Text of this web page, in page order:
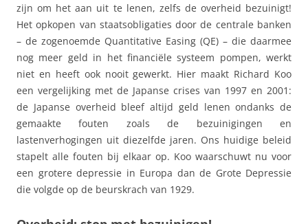
zijn om het aan uit te lenen, zelfs de overheid bezuinigt!
Het opkopen van staatsobligaties door de centrale banken
– de zogenoemde Quantitative Easing (QE) – die daarmee
nog meer geld in het financiële systeem pompen, werkt
niet en heeft ook nooit gewerkt. Hier maakt Richard Koo
een vergelijking met de Japanse crises van 1997 en 2001:
de Japanse overheid bleef altijd geld lenen ondanks de
gemaakte fouten zoals de bezuinigingen en
lastenverhogingen uit diezelfde jaren. Ons huidige beleid
stapelt alle fouten bij elkaar op. Koo waarschuwt nu voor
een grotere depressie in Europa dan de Grote Depressie
die volgde op de beurskrach van 1929.